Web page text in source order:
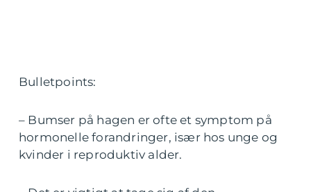
Bulletpoints:
– Bumser på hagen er ofte et symptom på
hormonelle forandringer, især hos unge og
kvinder i reproduktiv alder.